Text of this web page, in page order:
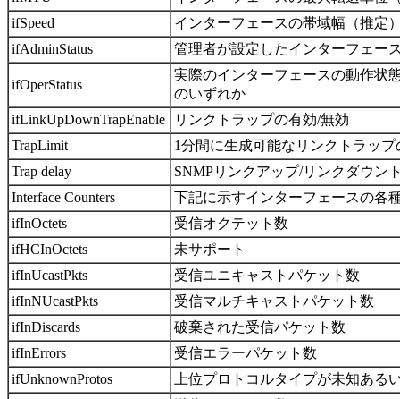
ifSpeed
インターフェースの帯域幅（推定
ifAdminStatus
管理者が設定したインターフェー
ifOperStatus
実際のインターフェースの動作状
のいずれか
ifLinkUpDownTrapEnable
リンクトラップの有効/無効
TrapLimit
1分間に生成可能なリンクトラップ
Trap delay
SNMPリンクアップ/リンクダウン
Interface Counters
下記に示すインターフェースの各
ifInOctets
受信オクテット数
ifHCInOctets
未サポート
ifInUcastPkts
受信ユニキャストパケット数
ifInNUcastPkts
受信マルチキャストパケット数
ifInDiscards
破棄された受信パケット数
ifInErrors
受信エラーパケット数
ifUnknownProtos
上位プロトコルタイプが未知ある